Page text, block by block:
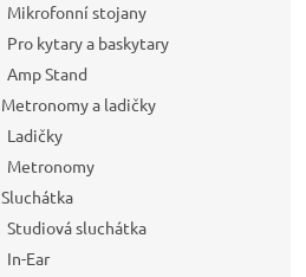
Mikrofonní stojany
Pro kytary a baskytary
Amp Stand
Metronomy a ladičky
Ladičky
Metronomy
Sluchátka
Studiová sluchátka
In-Ear